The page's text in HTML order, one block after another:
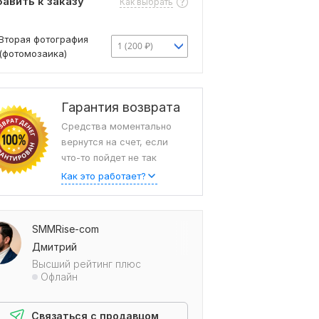
фотография
1 (200 ₽)
Гарантия возврата
Средства моментально
вернутся на счет, если
что-то пойдет не так
Как это работает?
SMMRise-com
Дмитрий
Высший рейтинг плюс
Офлайн
Связаться с продавцом